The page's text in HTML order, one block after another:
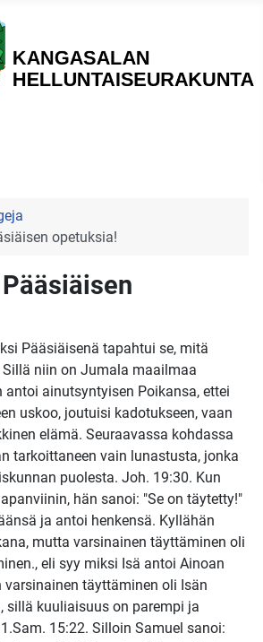
opetuksia!
Pääsiäisenä tapahtui se, mitä
niin on Jumala maailmaa
antoi ainutsyntyisen Poikansa, ettei
uskoo, joutuisi kadotukseen, vaan
elämä. Seuraavassa kohdassa
tarkoittaneen vain lunastusta, jonka
puolesta. Joh. 19:30. Kun
hän sanoi: "Se on täytetty!"
ja antoi henkensä. Kyllähän
mutta varsinainen täyttäminen oli
eli syy miksi Isä antoi Ainoan
varsinainen täyttäminen oli Isän
sillä kuuliaisuus on parempi ja
15:22. Silloin Samuel sanoi: